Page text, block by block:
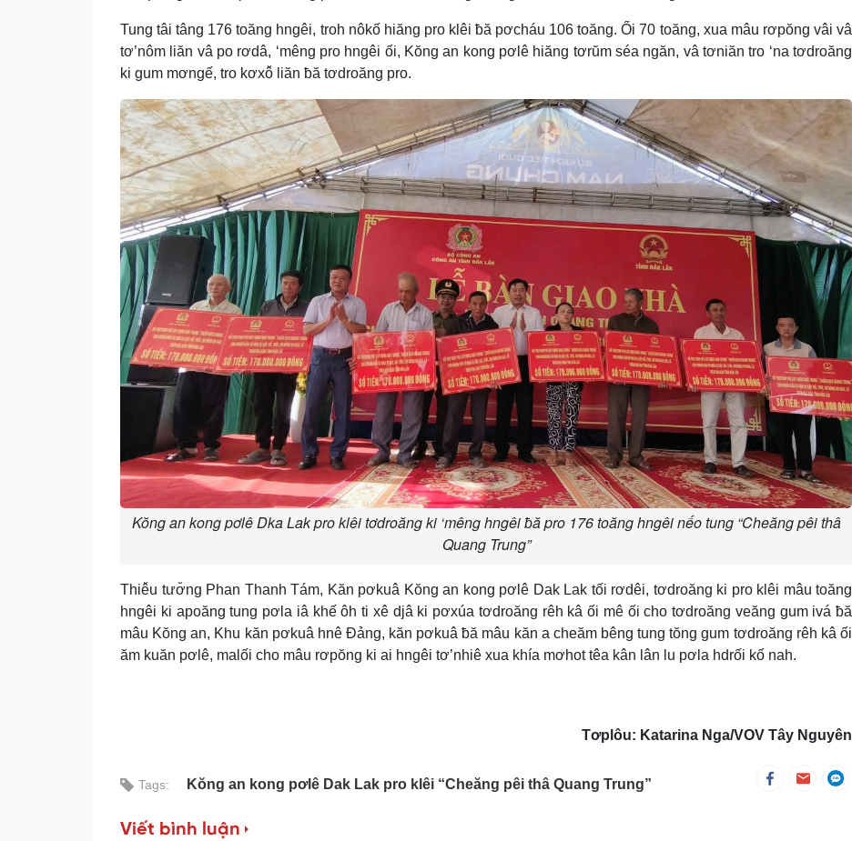
Tung tâi tâng 176 toăng hngêi, troh nôkố hiăng pro klêi ƀă pơcháu 106 toăng. Ối 70 toăng, xua mâu rơpŏng vâi vâ
tơ’nôm liăn vâ po rơdâ, ‘mêng pro hngêi ối, Kŏng an kong pơlê hiăng tơrŭm séa ngăn, vâ tơniăn tro ‘na tơdroăng
ki gum mơngế, tro kơxô̆ liăn ƀă tơdroăng pro.
Kŏng an kong pơlê Dka Lak pro klêi tơdroăng ki ‘mêng hngêi ƀă pro 176 toăng hngêi nếo tung “Cheăng pêi thâ
Quang Trung”
Thiê̆u tươ̆ng Phan Thanh Tám, Kăn pơkuâ Kŏng an kong pơlê Dak Lak tối rơdêi, tơdroăng ki pro klêi mâu toăng
hngêi ki apoăng tung pơla iâ khế ôh ti xê djâ ki pơxúa tơdroăng rêh kâ ối mê ối cho tơdroăng veăng gum ivá ƀă
mâu Kŏng an, Khu kăn pơkuâ hnê Đảng, kăn pơkuâ ƀă mâu kăn a cheăm bêng tung tŏng gum tơdroăng rêh kâ ối
ăm kuăn pơlê, malối cho mâu rơpŏng ki ai hngêi tơ’nhiê xua khía mơhot têa kân lân lu pơla hdrối kố nah.
Tơplôu: Katarina Nga/VOV Tây Nguyên
Tags: Kŏng an kong pơlê Dak Lak pro klêi “Cheăng pêi thâ Quang Trung”
Viết bình luận